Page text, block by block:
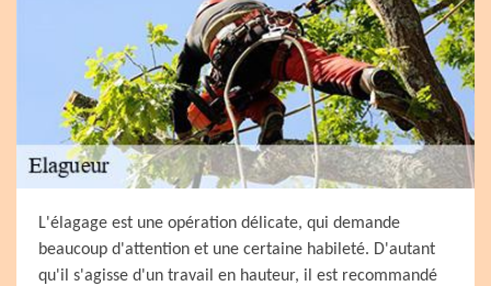
L'élagage est une opération délicate, qui demande
beaucoup d'attention et une certaine habileté. D'autant
qu'il s'agisse d'un travail en hauteur, il est recommandé